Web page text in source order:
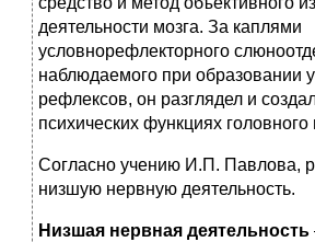
деятельности мозга. За каплями
условнорефлекторного
наблюдаемого при образовании
рефлексов, он разглядел и
психических функциях головного
Согласно учению И.П. Павлова,
низшую нервную деятельность.
Низшая нервная деятельность